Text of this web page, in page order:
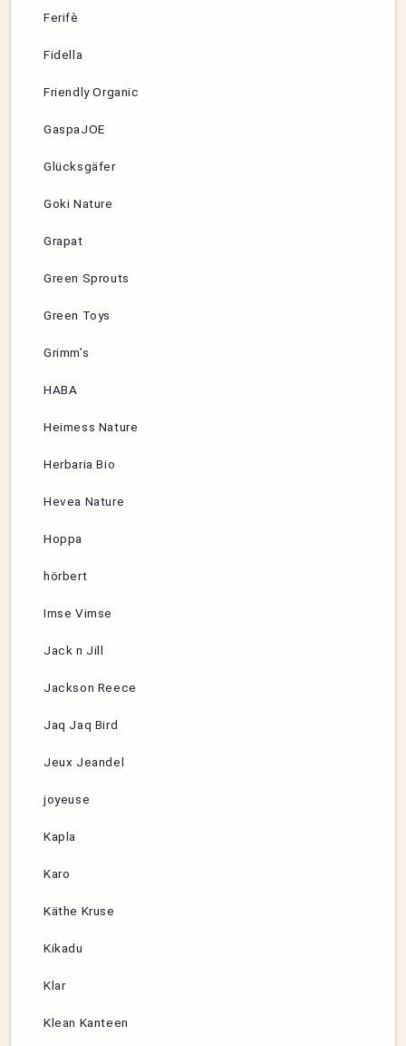
Ferifè
Fidella
Friendly Organic
GaspaJOE
Glücksgäfer
Goki Nature
Grapat
Green Sprouts
Green Toys
Grimm’s
HABA
Heimess Nature
Herbaria Bio
Hevea Nature
Hoppa
hörbert
Imse Vimse
Jack n Jill
Jackson Reece
Jaq Jaq Bird
Jeux Jeandel
joyeuse
Kapla
Karo
Käthe Kruse
Kikadu
Klar
Klean Kanteen